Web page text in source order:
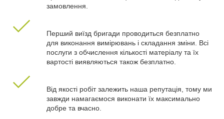
замовлення.
Перший виїзд бригади проводиться безплатно
для виконання вимірювань і складання зміни. Всі
послуги з обчислення кількості матеріалу та їх
вартості виявляються також безплатно.
Від якості робіт залежить наша репутація, тому ми
завжди намагаємося виконати їх максимально
добре та вчасно.